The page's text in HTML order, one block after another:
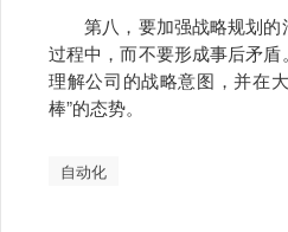
第八，要加强战略规划的
过程中，而不要形成事后矛
理解公司的战略意图，并在
棒”的态势。
自动化